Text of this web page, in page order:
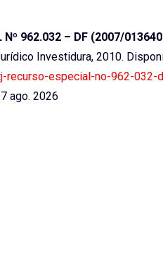
Nº 962.032 – DF (2007/
Investidura, 2010.
especial-no-962-
ago. 2026